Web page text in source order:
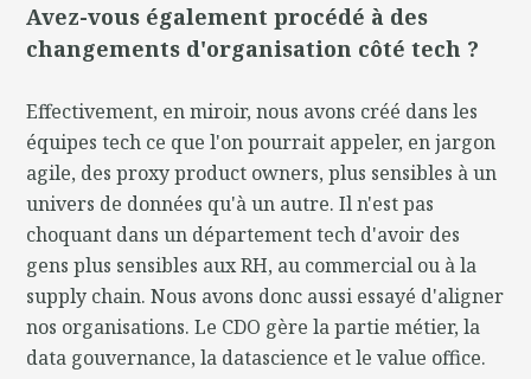
Avez-vous également procédé à des
changements d'organisation côté tech ?
Effectivement, en miroir, nous avons créé dans les
équipes tech ce que l'on pourrait appeler, en jargon
agile, des proxy product owners, plus sensibles à un
univers de données qu'à un autre. Il n'est pas
choquant dans un département tech d'avoir des
gens plus sensibles aux RH, au commercial ou à la
supply chain. Nous avons donc aussi essayé d'aligner
nos organisations. Le CDO gère la partie métier, la
data gouvernance, la datascience et le value office.